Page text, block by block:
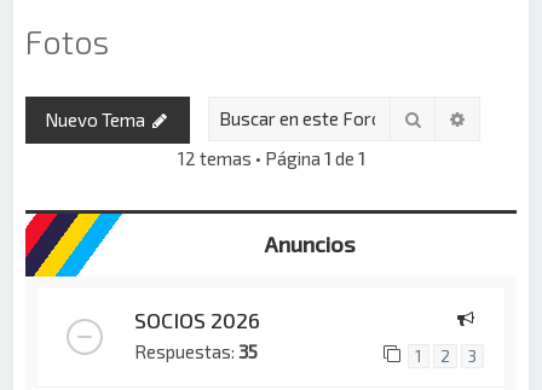
Fotos
Nuevo Tema Buscar
12 temas • Página 1 de 1
Anuncios
SOCIOS 2026
Respuestas: 35 1 2 3